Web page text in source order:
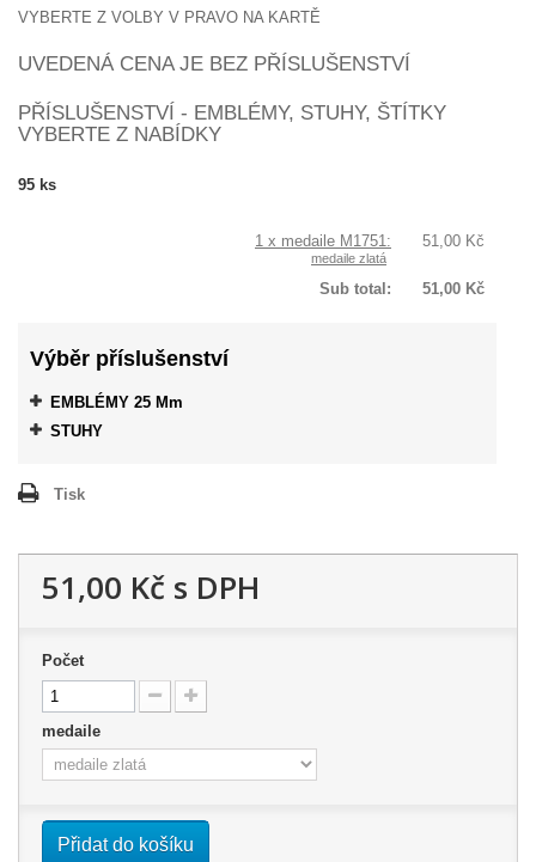
VYBERTE Z VOLBY V PRAVO NA KARTĚ
UVEDENÁ CENA JE BEZ PŘÍSLUŠENSTVÍ
PŘÍSLUŠENSTVÍ - EMBLÉMY, STUHY, ŠTÍTKY
VYBERTE Z NABÍDKY
95 ks
1 x medaile M1751:
medaile zlatá
51,00 Kč
Sub total: 51,00 Kč
Výběr příslušenství
EMBLÉMY 25 Mm
STUHY
Tisk
51,00 Kč s DPH
Počet
medaile
Přidat do košíku